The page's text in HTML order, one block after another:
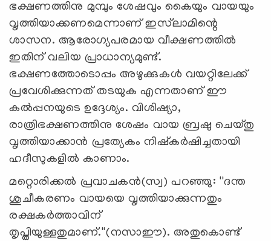
ഭക്ഷണത്തിനു മുമ്പും ശേഷവും കൈയും വായയും
വൃത്തിയാക്കണമെന്നാണ് ഇസ്‌ലാമിന്റെ
ശാസന. ആരോഗ്യപരമായ വീക്ഷണത്തില്‍
ഇതിന് വലിയ പ്രാധാന്യമുണ്ട്.
ഭക്ഷണത്തോടൊപ്പം അഴുക്കുകള്‍ വയറ്റിലേക്ക്
പ്രവേശിക്കുന്നത് തടയുക എന്നതാണ് ഈ
കല്‍പ്പനയുടെ ഉദ്ദേശ്യം. വിശിഷ്യാ,
രാത്രിഭക്ഷണത്തിനു ശേഷം വായ ബ്രഷു ചെയ്തു
വൃത്തിയാക്കാന്‍ പ്രത്യേകം നിഷ്‌കര്‍ഷിച്ചതായി
ഹദീസുകളില്‍ കാണാം.
മറ്റൊരിക്കല്‍ പ്രവാചകന്‍(സ്വ) പറഞ്ഞു: ''ദന്ത
ശുചീകരണം വായയെ വൃത്തിയാക്കുന്നതും
രക്ഷകര്‍ത്താവിന്
തൃപ്തിയുള്ളതുമാണ്.''(നസാഈ). അതുകൊണ്ട്